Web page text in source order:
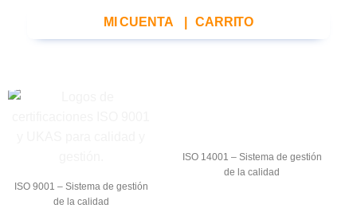
MI CUENTA CARRITO
ISO 9001 – Sistema de gestión
de la calidad
ISO 14001 – Sistema de gestión
de la calidad